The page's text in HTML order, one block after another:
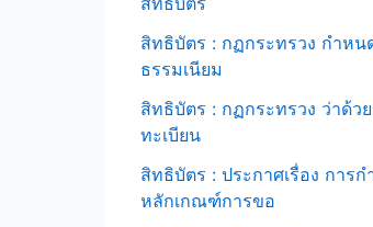
สิทธิบัตร : กฏกระทรวง กำหน
ธรรมเนียม
สิทธิบัตร : กฏกระทรวง ว่าด้ว
ทะเบียน
สิทธิบัตร : ประกาศเรื่อง การ
หลักเกณฑ์การขอ